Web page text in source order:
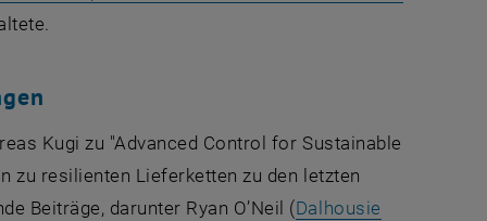
Kugi zu "Advanced Control for Sustainable
zu resilienten Lieferketten zu den letzten
Beiträge, darunter Ryan O’Neil (Dalhousie